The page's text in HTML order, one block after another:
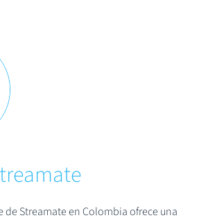
de Streamate en Colombia ofrece una